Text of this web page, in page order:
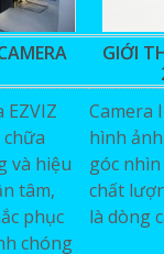
và hiệu
tâm,
phục
chóng
GIỚI
Camera
hình
góc
chất
là dòng